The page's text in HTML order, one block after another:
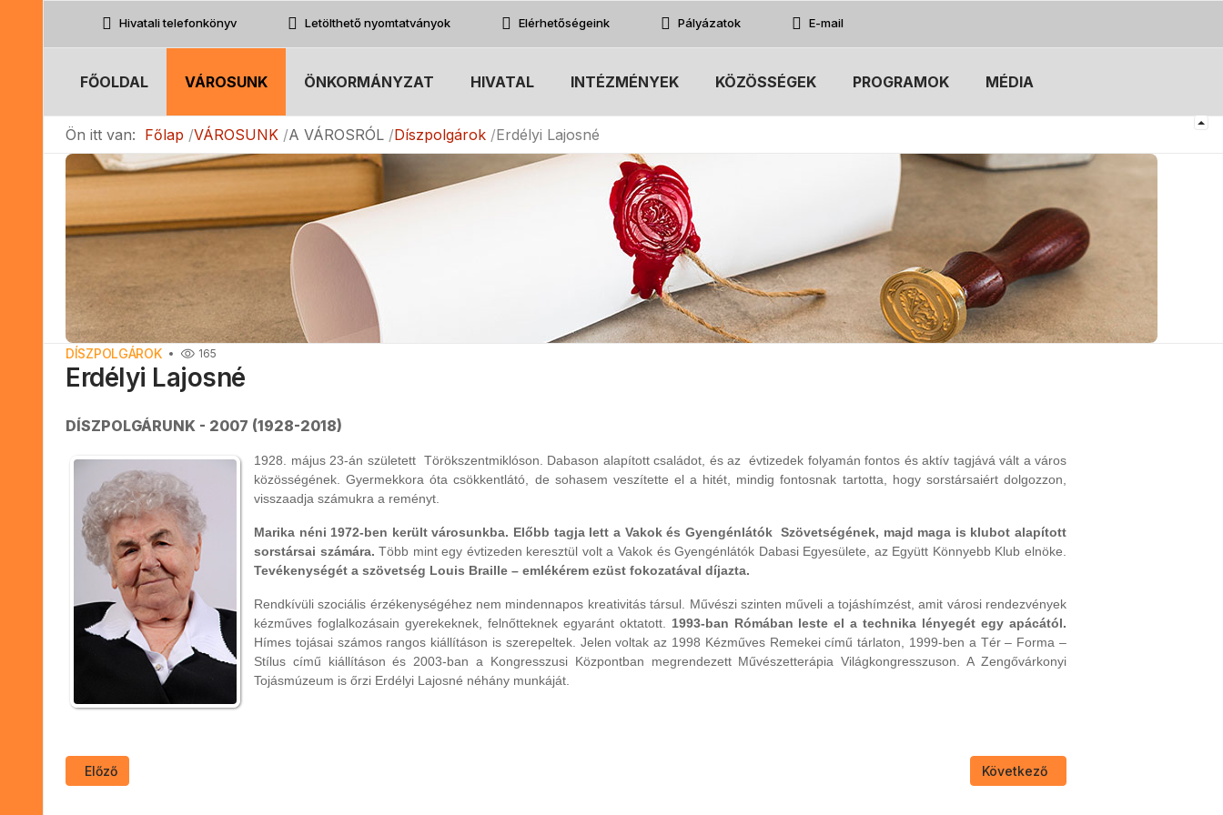
Hivatali telefonkönyv Letölthető nyomtatványok Elérhetőségeink Pályázatok E-mail
FŐOLDAL VÁROSUNK ÖNKORMÁNYZAT HIVATAL INTÉZMÉNYEK KÖZÖSSÉGEK PROGRAMOK MÉDIA
Ön itt van: Főlap VÁROSUNK A VÁROSRÓL Díszpolgárok Erdélyi Lajosné
DÍSZPOLGÁROK 165
Erdélyi Lajosné
DÍSZPOLGÁRUNK - 2007 (1928-2018)
1928. május 23-án született Törökszentmiklóson. Dabason alapított családot, és az évtizedek folyamán fontos és aktív tagjává vált a város
közösségének. Gyermekkora óta csökkentlátó, de sohasem veszítette el a hitét, mindig fontosnak tartotta, hogy sorstársaiért dolgozzon,
visszaadja számukra a reményt.
Marika néni 1972-ben került városunkba. Előbb tagja lett a Vakok és Gyengénlátók Szövetségének, majd maga is klubot alapított
sorstársai számára. Több mint egy évtizeden keresztül volt a Vakok és Gyengénlátók Dabasi Egyesülete, az Együtt Könnyebb Klub elnöke.
Tevékenységét a szövetség Louis Braille – emlékérem ezüst fokozatával díjazta.
Rendkívüli szociális érzékenységéhez nem mindennapos kreativitás társul. Művészi szinten műveli a tojáshímzést, amit városi rendezvények
kézműves foglalkozásain gyerekeknek, felnőtteknek egyaránt oktatott. 1993-ban Rómában leste el a technika lényegét egy apácától.
Hímes tojásai számos rangos kiállításon is szerepeltek. Jelen voltak az 1998 Kézműves Remekei című tárlaton, 1999-ben a Tér – Forma –
Stílus című kiállításon és 2003-ban a Kongresszusi Központban megrendezett Művészetterápia Világkongresszuson. A Zengővárkonyi
Tojásmúzeum is őrzi Erdélyi Lajosné néhány munkáját.
Előző cikk: Dr. Lelik Ferenc (1924-2015)
Előző Következő cikk: Mitták Ferenc
Következő